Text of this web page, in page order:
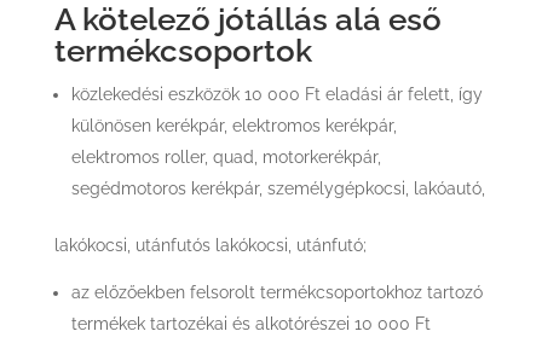
A kötelező jótállás alá eső
termékcsoportok
közlekedési eszközök 10 000 Ft eladási ár felett, így
különösen kerékpár, elektromos kerékpár,
elektromos roller, quad, motorkerékpár,
segédmotoros kerékpár, személygépkocsi, lakóautó,
lakókocsi, utánfutós lakókocsi, utánfutó;
az előzőekben felsorolt termékcsoportokhoz tartozó
termékek tartozékai és alkotórészei 10 000 Ft